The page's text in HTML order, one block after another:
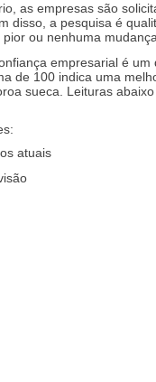
as empresas são
disso, a pesquisa é
ou nenhuma mudança.
empresarial é
de 100 indica uma
sueca. Leituras
atuais